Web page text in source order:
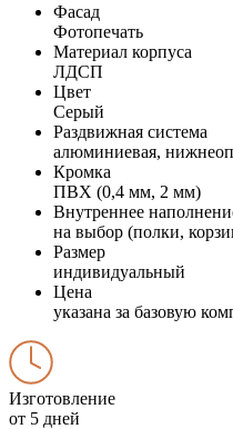
Фасад
Фотопечать
Материал корпуса
ЛДСП
Цвет
Серый
Раздвижная система
алюминиевая,
Кромка
ПВХ (0,4 мм, 2 мм)
Внутреннее
на выбор (полки,
Размер
индивидуальный
Цена
указана за базовую
Изготовление
от 5 дней